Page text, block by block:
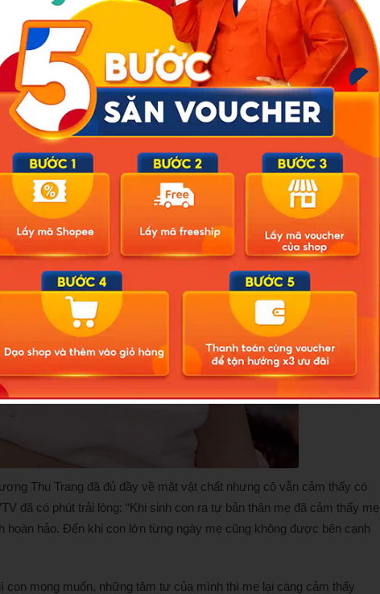
Thu Trang đã đủ đầy về mặt vật chất nhưng cô vẫn cảm thấy có
đã có phút trải lòng: “Khi sinh con ra tự bản thân mẹ đã cảm thấy mẹ
hoàn hảo. Đến khi con lớn từng ngày mẹ cũng không được bên cạnh
mong muốn, những tâm tư của mình thì mẹ lại càng cảm thấy